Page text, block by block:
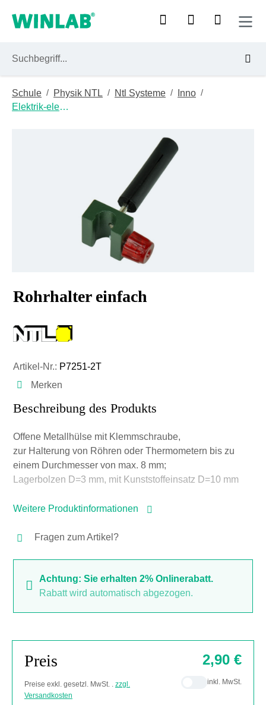
Zum Hauptinhalt springen
Schule / Physik NTL / Ntl Systeme / Inno /
Elektrik-elektronik
Rohrhalter einfach
Artikel-Nr.: P7251-2T
Merken
Beschreibung des Produkts
Offene Metallhülse mit Klemmschraube,
zur Halterung von Röhren oder Thermometern bis zu
einem Durchmesser von max. 8 mm;
Lagerbolzen D=3 mm, mit Kunststoffeinsatz D=10 mm
Weitere Produktinformationen
Fragen zum Artikel?
Achtung: Sie erhalten 2% Onlinerabatt.
Rabatt wird automatisch abgezogen.
Preis
Preise exkl. gesetzl. MwSt. . zzgl.
Versandkosten
2,90 €
inkl. MwSt.